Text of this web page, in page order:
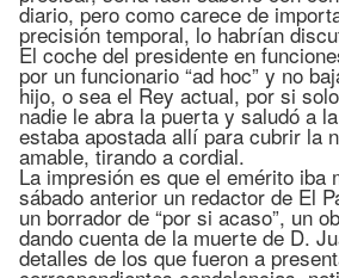
diario, pero como carece de
precisión temporal, lo habrían
El coche del presidente en
por un funcionario “ad hoc” y no
hijo, o sea el Rey actual, por si
nadie le abra la puerta y saludó a
estaba apostada allí para cubrir la
amable, tirando a cordial.
La impresión es que el emérito iba
sábado anterior un redactor de El
un borrador de “por si acaso”, un
dando cuenta de la muerte de D.
detalles de los que fueron a